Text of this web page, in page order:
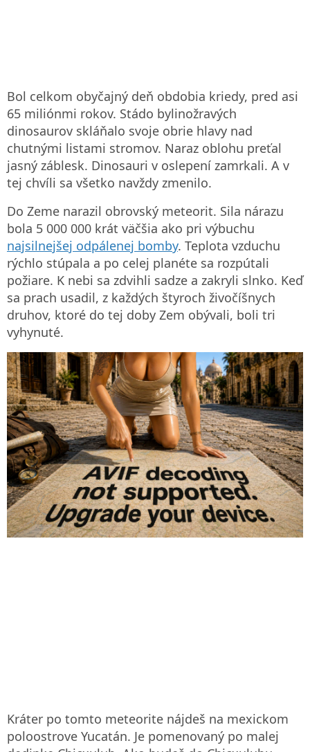
Bol celkom obyčajný deň obdobia kriedy, pred asi
65 miliónmi rokov. Stádo bylinožravých
dinosaurov skláňalo svoje obrie hlavy nad
chutnými listami stromov. Naraz oblohu preťal
jasný záblesk. Dinosauri v oslepení zamrkali. A v
tej chvíli sa všetko navždy zmenilo.
Do Zeme narazil obrovský meteorit. Sila nárazu
bola 5 000 000 krát väčšia ako pri výbuchu
najsilnejšej odpálenej bomby. Teplota vzduchu
rýchlo stúpala a po celej planéte sa rozpútali
požiare. K nebi sa zdvihli sadze a zakryli slnko. Keď
sa prach usadil, z každých štyroch živočíšnych
druhov, ktoré do tej doby Zem obývali, boli tri
vyhynuté.
Kráter po tomto meteorite nájdeš na mexickom
poloostrove Yucatán. Je pomenovaný po malej